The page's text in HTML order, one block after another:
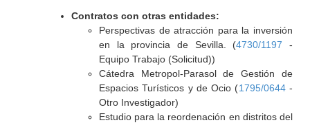
Contratos con otras entidades:
Perspectivas de atracción para la inversión
en la provincia de Sevilla. (4730/1197 -
Equipo Trabajo (Solicitud))
Cátedra Metropol-Parasol de Gestión de
Espacios Turísticos y de Ocio (1795/0644-
Otro Investigador)
Estudio para la reordenación en distritos del